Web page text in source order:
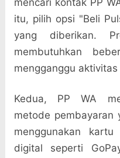
mencari kontak PP
itu, pilih opsi "Beli
yang diberikan.
membutuhkan
mengganggu
Kedua, PP WA
metode pembayaran
menggunakan
digital seperti